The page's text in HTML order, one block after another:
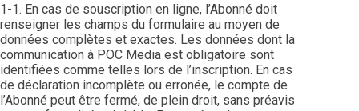
1-1. En cas de souscription en ligne, l’Abonné doit
renseigner les champs du formulaire au moyen de
données complètes et exactes. Les données dont la
communication à POC Media est obligatoire sont
identifiées comme telles lors de l’inscription. En cas
de déclaration incomplète ou erronée, le compte de
l’Abonné peut être fermé, de plein droit, sans préavis